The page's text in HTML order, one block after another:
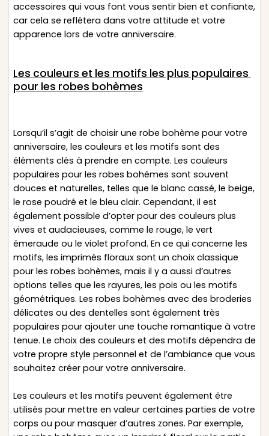
accessoires qui vous font vous sentir bien et confiante,
car cela se reflétera dans votre attitude et votre
apparence lors de votre anniversaire.
Les couleurs et les motifs les plus populaires
pour les robes bohèmes
Lorsqu’il s’agit de choisir une robe bohème pour votre
anniversaire, les couleurs et les motifs sont des
éléments clés à prendre en compte. Les couleurs
populaires pour les robes bohèmes sont souvent
douces et naturelles, telles que le blanc cassé, le beige,
le rose poudré et le bleu clair. Cependant, il est
également possible d’opter pour des couleurs plus
vives et audacieuses, comme le rouge, le vert
émeraude ou le violet profond. En ce qui concerne les
motifs, les imprimés floraux sont un choix classique
pour les robes bohèmes, mais il y a aussi d’autres
options telles que les rayures, les pois ou les motifs
géométriques. Les robes bohèmes avec des broderies
délicates ou des dentelles sont également très
populaires pour ajouter une touche romantique à votre
tenue. Le choix des couleurs et des motifs dépendra de
votre propre style personnel et de l’ambiance que vous
souhaitez créer pour votre anniversaire.
Les couleurs et les motifs peuvent également être
utilisés pour mettre en valeur certaines parties de votre
corps ou pour masquer d’autres zones. Par exemple,